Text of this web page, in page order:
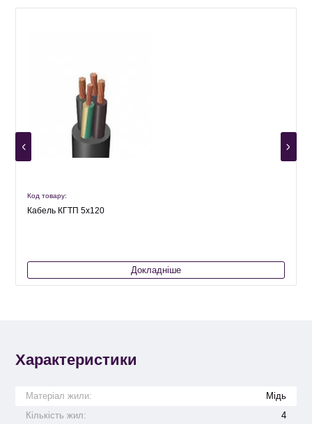
Код товару:
Кабель КГТП 5х120
Докладніше
Характеристики
Матеріал жили:
Мідь
Кількість жил:
4